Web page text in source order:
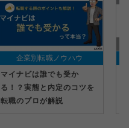
企業別転職ノウハウ
マイナビは誰でも受か
る！？実態と内定のコツを
転職のプロが解説